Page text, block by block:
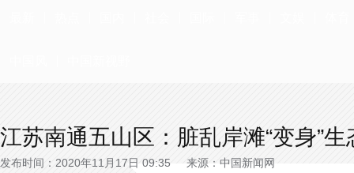
江苏南通五山区：脏乱岸滩“变身”生
发布时间：2020年11月17日 09:35 来源：中国新闻网